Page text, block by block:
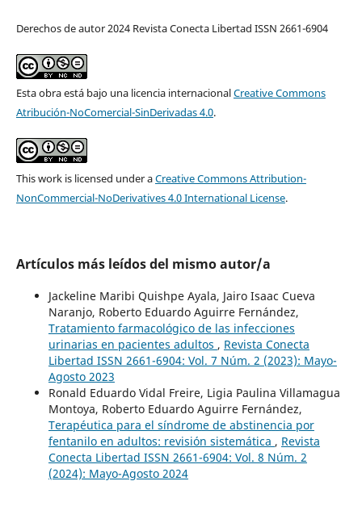
Derechos de autor 2024 Revista Conecta Libertad ISSN 2661-6904
Esta obra está bajo una licencia internacionalCreative Commons
Atribución-NoComercial-SinDerivadas 4.0.
This work is licensed under aCreative Commons Attribution-
NonCommercial-NoDerivatives 4.0 International License.
Artículos más leídos del mismo autor/a
Jackeline Maribi Quishpe Ayala, Jairo Isaac Cueva
Naranjo, Roberto Eduardo Aguirre Fernández,
Tratamiento farmacológico de las infecciones
urinarias en pacientes adultos , Revista Conecta
Libertad ISSN 2661-6904: Vol. 7 Núm. 2 (2023): Mayo-
Agosto 2023
Ronald Eduardo Vidal Freire, Ligia Paulina Villamagua
Montoya, Roberto Eduardo Aguirre Fernández,
Terapéutica para el síndrome de abstinencia por
fentanilo en adultos: revisión sistemática , Revista
Conecta Libertad ISSN 2661-6904: Vol. 8 Núm. 2
(2024): Mayo-Agosto 2024